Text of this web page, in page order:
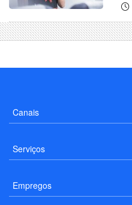
Canais
Serviços
Empregos